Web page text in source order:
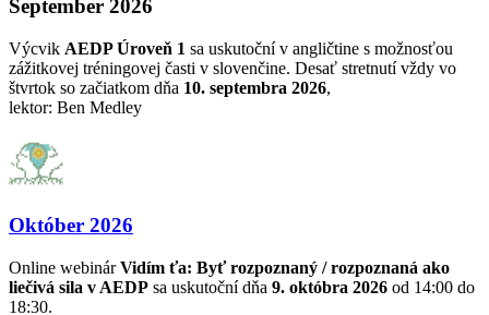
September 2026
Výcvik AEDP Úroveň 1 sa uskutoční v angličtine s možnosťou
zážitkovej tréningovej časti v slovenčine. Desať stretnutí vždy vo
štvrtok so začiatkom dňa 10. septembra 2026,
lektor: Ben Medley
Október 2026
Online webinárVidím ťa: Byť rozpoznaný / rozpoznaná ako
liečivá sila v AEDP sa uskutoční dňa 9. októbra 2026 od 14:00 do
18:30.